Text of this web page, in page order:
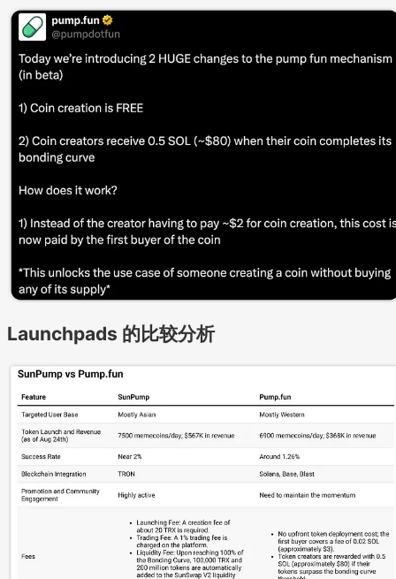
Launchpads 的比较分析